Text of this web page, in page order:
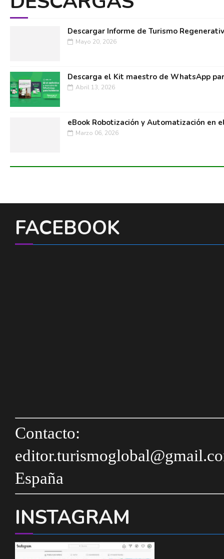
Descargar Informe de Turismo
Mayo 20, 2026
Descarga el Kit maestro de WhatsApp
Abril 13, 2026
eBook Robotización y Automatización en
Marzo 06, 2026
FACEBOOK
Contacto:
España
INSTAGRAM